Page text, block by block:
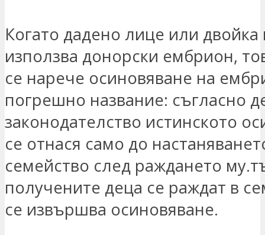
Когато дадено лице или двойка
използва донорски ембрион,
се нарече осиновяване на
погрешно название: съгласно
законодателство истинското
се отнася само до
семейство след раждането
получените деца се раждат в
се извършва осиновяване.